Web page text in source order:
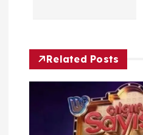
s
Related Posts